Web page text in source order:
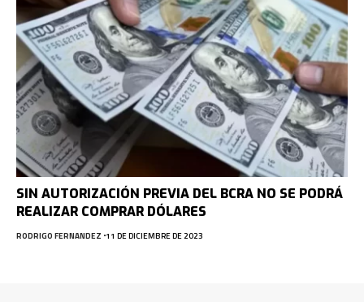
SIN AUTORIZACIÓN PREVIA DEL BCRA NO SE PODRÁ
REALIZAR COMPRAR DÓLARES
RODRIGO FERNANDEZ 11 DE DICIEMBRE DE 2023